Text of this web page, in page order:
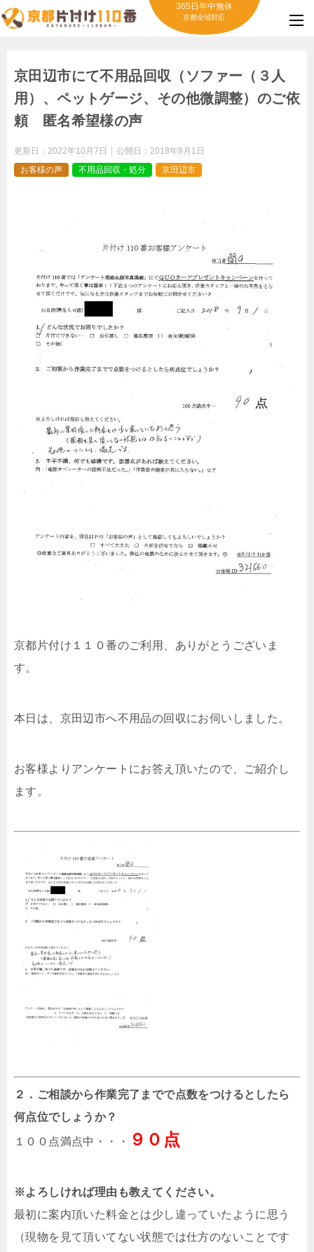
365日年中無休
京都全域対応
京田辺市にて不用品回収（ソファー（３人
用）、ペットゲージ、その他微調整）のご依
頼 匿名希望様の声
更新日： 2022年10月7日 公開日： 2018年9月1日
お客様の声
不用品回収・処分 京田辺市
京都片付け１１０番のご利用、ありがとうございま
す。
本日は、京田辺市へ不用品の回収にお伺いしました。
お客様よりアンケートにお答え頂いたので、ご紹介し
ます。
２．ご相談から作業完了までで点数をつけるとしたら
何点位でしょうか？
１００点満点中・・・ ９０点
※よろしければ理由も教えてください。
最初に案内頂いた料金とは少し違っていたように思う
（現物を見て頂いてない状態では仕方のないことです